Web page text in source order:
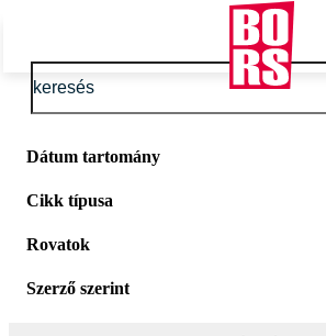
Dátum tartomány
Cikk típusa
Rovatok
Szerző szerint